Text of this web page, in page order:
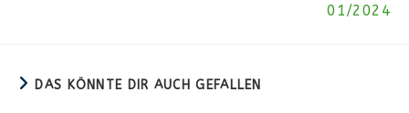
01/2024
DAS KÖNNTE DIR AUCH GEFALLEN